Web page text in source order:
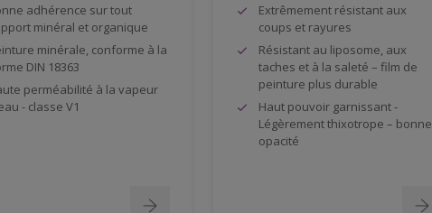
adhérence sur tout
minéral et organique
minérale, conforme à la
DIN 18363
perméabilité à la vapeur
- classe V1
Extrêmement résistant aux
coups et rayures
Résistant au liposome, aux
taches et à la saleté – film de
peinture plus durable
Haut pouvoir garnissant -
Légèrement thixotrope – bonne
opacité